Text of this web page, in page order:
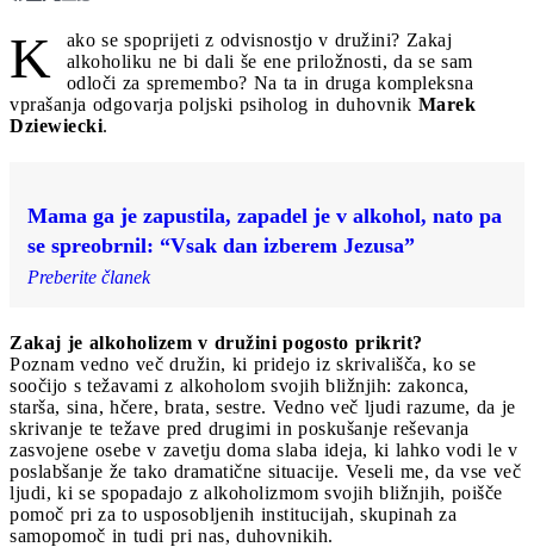
K
ako se spoprijeti z odvisnostjo v družini? Zakaj
alkoholiku ne bi dali še ene priložnosti, da se sam
odloči za spremembo? Na ta in druga kompleksna
vprašanja odgovarja poljski psiholog in duhovnik Marek
Dziewiecki.
Mama ga je zapustila, zapadel je v alkohol, nato pa
se spreobrnil: “Vsak dan izberem Jezusa”
Preberite članek
Zakaj je alkoholizem v družini pogosto prikrit?
Poznam vedno več družin, ki pridejo iz skrivališča, ko se
soočijo s težavami z alkoholom svojih bližnjih: zakonca,
starša, sina, hčere, brata, sestre. Vedno več ljudi razume, da je
skrivanje te težave pred drugimi in poskušanje reševanja
zasvojene osebe v zavetju doma slaba ideja, ki lahko vodi le v
poslabšanje že tako dramatične situacije. Veseli me, da vse več
ljudi, ki se spopadajo z alkoholizmom svojih bližnjih, poišče
pomoč pri za to usposobljenih institucijah, skupinah za
samopomoč in tudi pri nas, duhovnikih.